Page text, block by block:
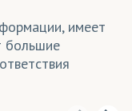
имеет
большие